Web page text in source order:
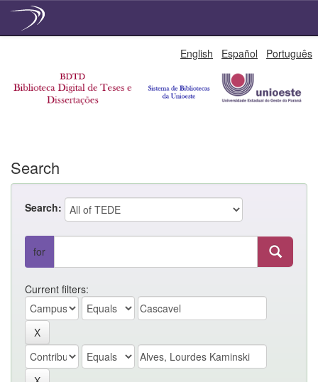
English Español Português
Search
Search:
for
Current filters: